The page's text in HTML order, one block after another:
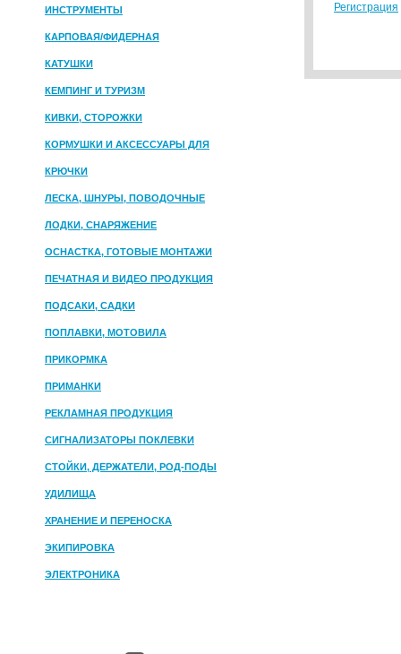
ИНСТРУМЕНТЫ
КАРПОВАЯ/ФИДЕРНАЯ
КАТУШКИ
КЕМПИНГ И ТУРИЗМ
КИВКИ, СТОРОЖКИ
КОРМУШКИ И АКСЕССУАРЫ ДЛЯ
ПРИКОРМКИ
КРЮЧКИ
ЛЕСКА, ШНУРЫ, ПОВОДОЧНЫЕ
МАТЕРИАЛЫ
ЛОДКИ, СНАРЯЖЕНИЕ
ОСНАСТКА, ГОТОВЫЕ МОНТАЖИ
ПЕЧАТНАЯ И ВИДЕО ПРОДУКЦИЯ
ПОДСАКИ, САДКИ
ПОПЛАВКИ, МОТОВИЛА
ПРИКОРМКА
ПРИМАНКИ
РЕКЛАМНАЯ ПРОДУКЦИЯ
СИГНАЛИЗАТОРЫ ПОКЛЕВКИ
СТОЙКИ, ДЕРЖАТЕЛИ, РОД-ПОДЫ
УДИЛИЩА
ХРАНЕНИЕ И ПЕРЕНОСКА
ЭКИПИРОВКА
ЭЛЕКТРОНИКА
Регистрация